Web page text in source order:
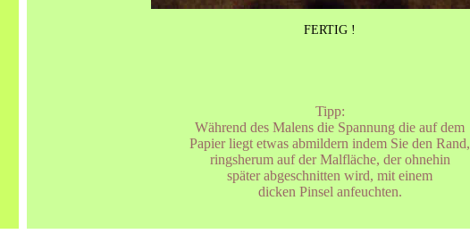
FERTIG !
Tipp:
Während des Malens die Spannung die auf dem
Papier liegt etwas abmildern indem Sie den Rand,
ringsherum auf der Malfläche, der ohnehin
später abgeschnitten wird, mit einem
dicken Pinsel anfeuchten.